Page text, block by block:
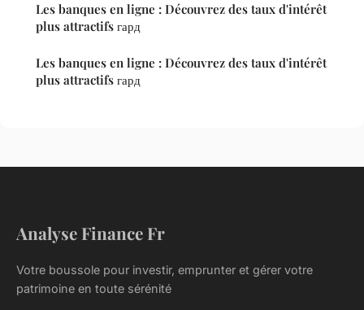
Les banques en ligne : Découvrez des taux d'intérêt
plus attractifs гард
Les banques en ligne : Découvrez des taux d'intérêt
plus attractifs гард
Analyse Finance Fr
Votre boussole pour investir, emprunter et gérer votre
patrimoine en toute sérénité